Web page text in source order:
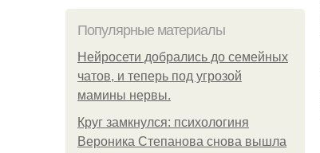
Популярные материалы
Нейросети добрались до семейных
чатов, и теперь под угрозой
мамины нервы.
Круг замкнулся: психологиня
Вероника Степанова снова вышла